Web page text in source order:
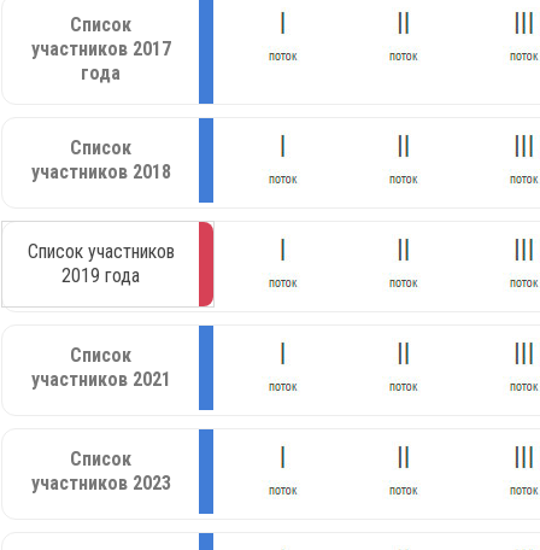
Список
участников 2017
года
Список
участников 2018
Список участников
2019 года
Список
участников 2021
Список
участников 2023